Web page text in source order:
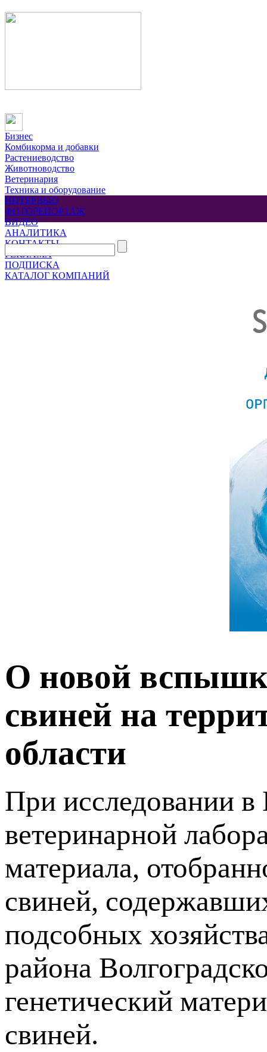
Бизнес
Комбикорма и добавки
Растениеводство
Животноводство
Ветеринария
Техника и оборудование
ИНТЕРВЬЮ
ФОТОРЕПОРТАЖ
ВИДЕО
АНАЛИТИКА
КОНТАКТЫ
РЕКЛАМА
ПОДПИСКА
КАТАЛОГ КОМПАНИЙ
О новой
свиней на
области
При исследовании в
ветеринарной
материала,
свиней,
подсобных
района
генетический
свиней.